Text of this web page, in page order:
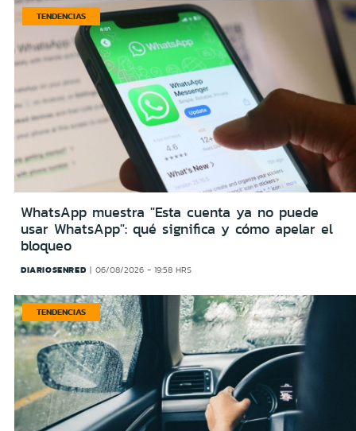
TENDENCIAS
WhatsApp muestra "Esta cuenta ya no puede
usar WhatsApp": qué significa y cómo apelar el
bloqueo
DIARIOSENRED 06/08/2026 - 19:58 HRS
TENDENCIAS